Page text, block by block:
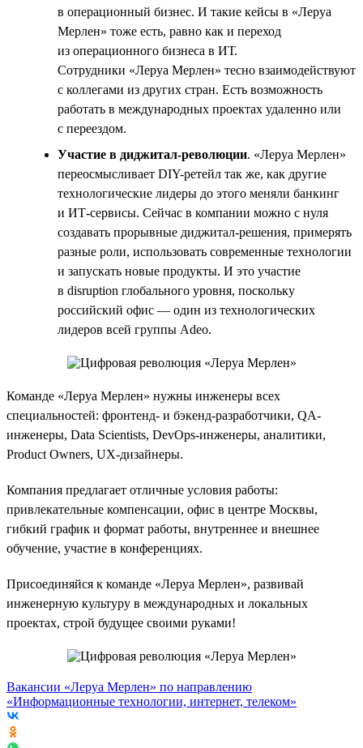
в операционный бизнес. И такие кейсы в «Леруа
Мерлен» тоже есть, равно как и переход
из операционного бизнеса в ИТ.
Сотрудники «Леруа Мерлен» тесно взаимодействуют
с коллегами из других стран. Есть возможность
работать в международных проектах удаленно или
с переездом.
Участие в диджитал-революции. «Леруа Мерлен»
переосмысливает DIY-ретейл так же, как другие
технологические лидеры до этого меняли банкинг
и ИТ-сервисы. Сейчас в компании можно с нуля
создавать прорывные диджитал-решения, примерять
разные роли, использовать современные технологии
и запускать новые продукты. И это участие
в disruption глобального уровня, поскольку
российский офис — один из технологических
лидеров всей группы Adeo.
Команде «Леруа Мерлен» нужны инженеры всех
специальностей: фронтенд- и бэкенд-разработчики, QA-
инженеры, Data Scientists, DevOps-инженеры, аналитики,
Product Owners, UX-дизайнеры.
Компания предлагает отличные условия работы:
привлекательные компенсации, офис в центре Москвы,
гибкий график и формат работы, внутреннее и внешнее
обучение, участие в конференциях.
Присоединяйся к команде «Леруа Мерлен», развивай
инженерную культуру в международных и локальных
проектах, строй будущее своими руками!
Вакансии «Леруа Мерлен» по направлению
«Информационные технологии, интернет, телеком»